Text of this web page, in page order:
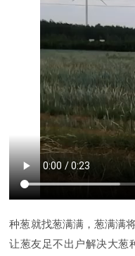
种葱就找葱满满，葱满满
让葱友足不出户解决大葱